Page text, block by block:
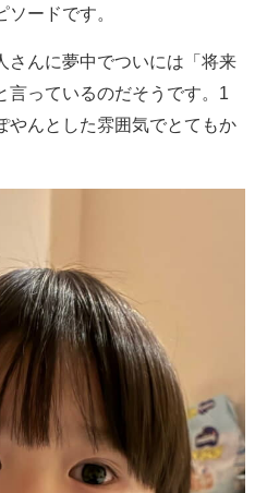
ードです。
んに夢中でついには「将来
言っているのだそうです。1
やんとした雰囲気でとてもか